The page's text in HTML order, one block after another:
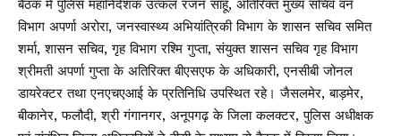
बैठक में पुलिस महानिदेशक उत्कल रंजन साहू, अतिरिक्त मुख्य सचिव वन
विभाग अपर्णा अरोरा, जनस्वास्थ्य अभियांत्रिकी विभाग के शासन सचिव समित
शर्मा, शासन सचिव, गृह विभाग रश्मि गुप्ता, संयुक्त शासन सचिव गृह विभाग
श्रीमती अपर्णा गुप्ता के अतिरिक्त बीएसएफ के अधिकारी, एनसीबी जोनल
डायरेक्टर तथा एनएचएआई के प्रतिनिधि उपस्थित रहे। जैसलमेर, बाड़मेर,
बीकानेर, फलौदी, श्री गंगानगर, अनूपगढ़ के जिला कलक्टर, पुलिस अधीक्षक